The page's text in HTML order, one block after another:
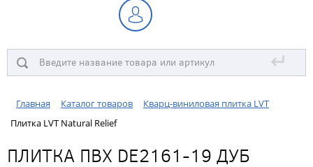
↵
Главная Каталог товаров
Кварц-виниловая плитка LVT
Плитка LVT Natural Relief
ПЛИТКА ПВХ DE2161-19 ДУБ